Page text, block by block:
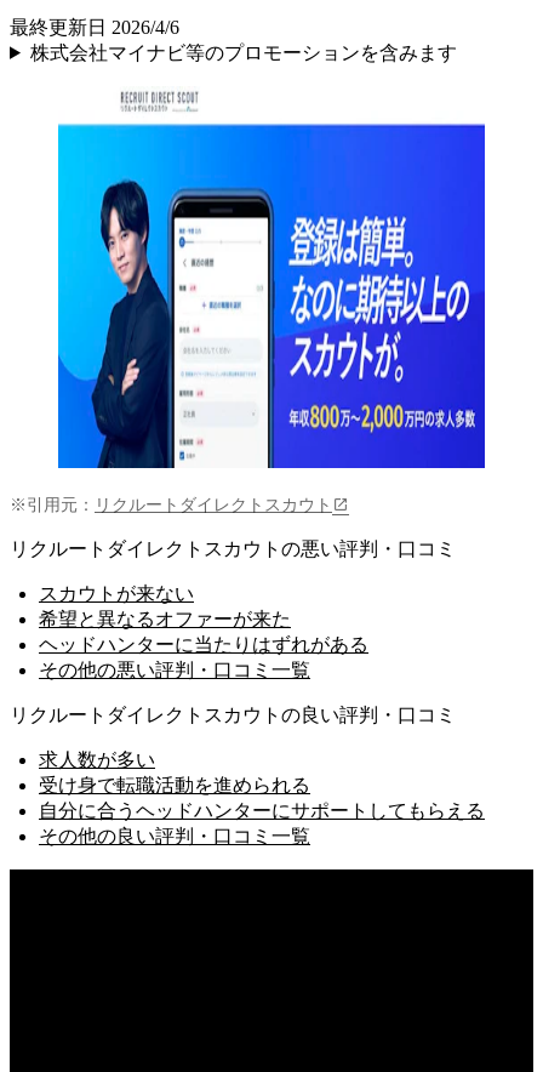
最終更新日 2026/4/6
株式会社マイナビ等のプロモーションを含みます
※引用元： リクルートダイレクトスカウト
リクルートダイレクトスカウトの悪い評判・口コミ
スカウトが来ない
希望と異なるオファーが来た
ヘッドハンターに当たりはずれがある
その他の悪い評判・口コミ一覧
リクルートダイレクトスカウトの良い評判・口コミ
求人数が多い
受け身で転職活動を進められる
自分に合うヘッドハンターにサポートしてもらえる
その他の良い評判・口コミ一覧